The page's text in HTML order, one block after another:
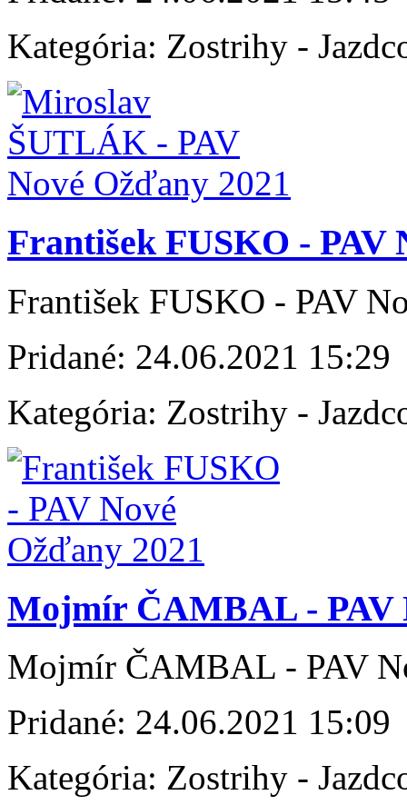
Kategória: Zostrihy -
František FUSKO - PAV
František FUSKO - PAV
Pridané: 24.06.2021 15:29
Kategória: Zostrihy -
Mojmír ČAMBAL - PAV
Mojmír ČAMBAL - PAV
Pridané: 24.06.2021 15:09
Kategória: Zostrihy -